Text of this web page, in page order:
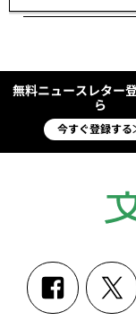
無料ニュースレター
ら
今すぐ登録す